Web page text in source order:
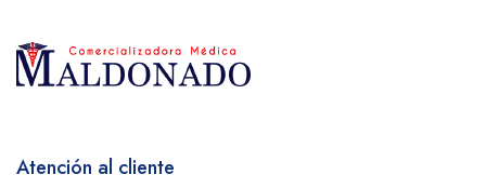
Atención al cliente